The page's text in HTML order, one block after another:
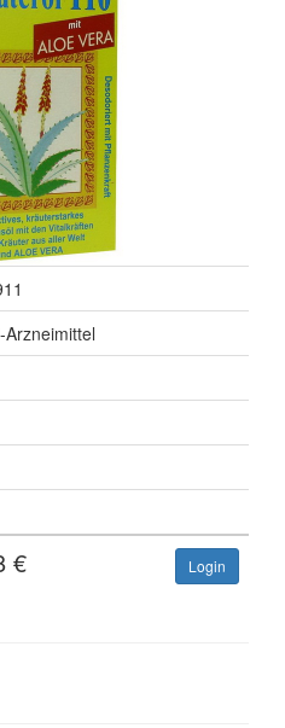
Arzneimittel
€ Login